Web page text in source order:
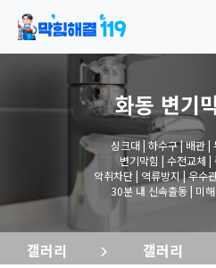
화동 변기
싱크대 | 하수구 | 배관 |
변기막힘 | 수전교체 |
악취차단 | 역류방지 | 우수
30분 내 신속출동 | 미
갤러리 갤러리